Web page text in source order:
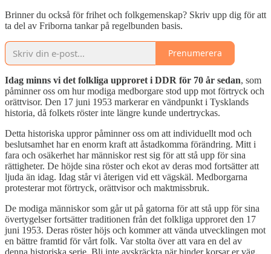
Brinner du också för frihet och folkgemenskap? Skriv upp dig för att
ta del av Friborna tankar på regelbunden basis.
Prenumerera
Idag minns vi det folkliga upproret i DDR för 70 år sedan, som
påminner oss om hur modiga medborgare stod upp mot förtryck och
orättvisor. Den 17 juni 1953 markerar en vändpunkt i Tysklands
historia, då folkets röster inte längre kunde undertryckas.
Detta historiska uppror påminner oss om att individuellt mod och
beslutsamhet har en enorm kraft att åstadkomma förändring. Mitt i
fara och osäkerhet har människor rest sig för att stå upp för sina
rättigheter. De höjde sina röster och ekot av deras mod fortsätter att
ljuda än idag. Idag står vi återigen vid ett vägskäl. Medborgarna
protesterar mot förtryck, orättvisor och maktmissbruk.
De modiga människor som går ut på gatorna för att stå upp för sina
övertygelser fortsätter traditionen från det folkliga upproret den 17
juni 1953. Deras röster höjs och kommer att vända utvecklingen mot
en bättre framtid för vårt folk. Var stolta över att vara en del av
denna historiska serie. Bli inte avskräckta när hinder korsar er väg.